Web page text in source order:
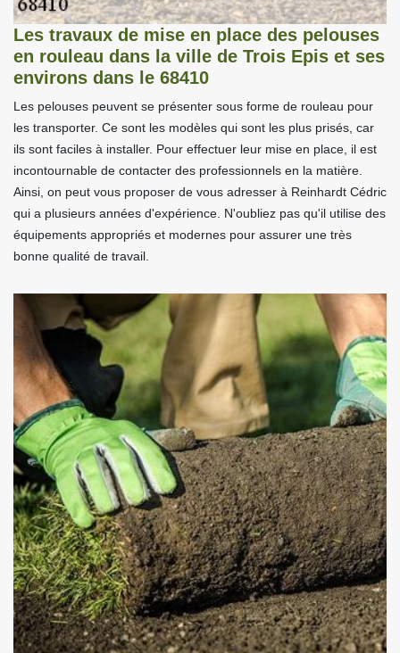
Les travaux de mise en place des pelouses
en rouleau dans la ville de Trois Epis et ses
environs dans le 68410
Les pelouses peuvent se présenter sous forme de rouleau pour
les transporter. Ce sont les modèles qui sont les plus prisés, car
ils sont faciles à installer. Pour effectuer leur mise en place, il est
incontournable de contacter des professionnels en la matière.
Ainsi, on peut vous proposer de vous adresser à Reinhardt Cédric
qui a plusieurs années d'expérience. N'oubliez pas qu'il utilise des
équipements appropriés et modernes pour assurer une très
bonne qualité de travail.